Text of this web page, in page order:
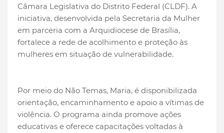
Câmara Legislativa do Distrito Federal (CLDF). A
iniciativa, desenvolvida pela Secretaria da Mulher
em parceria com a Arquidiocese de Brasília,
fortalece a rede de acolhimento e proteção às
mulheres em situação de vulnerabilidade.
Por meio do Não Temas, Maria, é disponibilizada
orientação, encaminhamento e apoio a vítimas de
violência. O programa ainda promove ações
educativas e oferece capacitações voltadas à